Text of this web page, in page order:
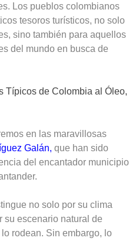
Los pueblos colombianos
tesoros turísticos, no solo
sino también para aquellos
del mundo en busca de
Típicos de Colombia al Óleo,
en las maravillosas
Galán, que han sido
del encantador municipio
no solo por su clima
su escenario natural de
rodean. Sin embargo, lo